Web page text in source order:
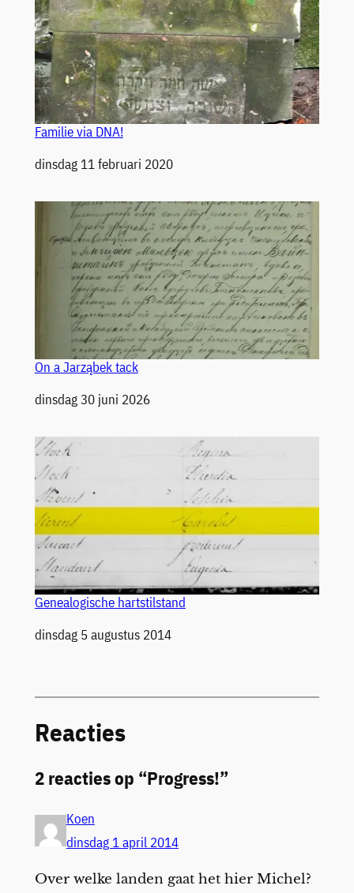
Familie via DNA!
Datum
dinsdag 11 februari 2020
On a Jarząbek tack
Datum
dinsdag 30 juni 2026
Genealogische hartstilstand
Datum
dinsdag 5 augustus 2014
Reacties
2 reacties op “Progress!”
Koen
dinsdag 1 april 2014
Over welke landen gaat het hier Michel?